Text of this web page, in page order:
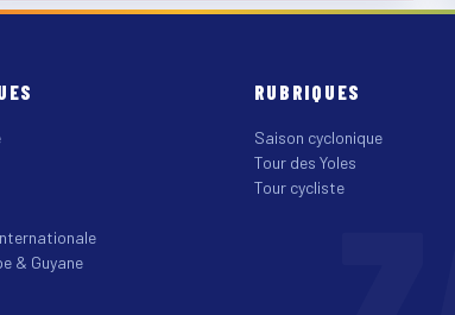
& Guyane
RUBRIQUES
Saison cyclonique
Tour des Yoles
Tour cycliste